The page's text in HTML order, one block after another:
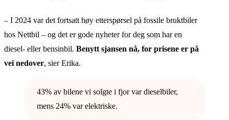
– I 2024 var det fortsatt høy etterspørsel på fossile bruktbiler
hos Nettbil – og det er gode nyheter for deg som har en
diesel- eller bensinbil. Benytt sjansen nå, for prisene er på
vei nedover, sier Erika.
43% av bilene vi solgte i fjor var dieselbiler,
mens 24% var elektriske.